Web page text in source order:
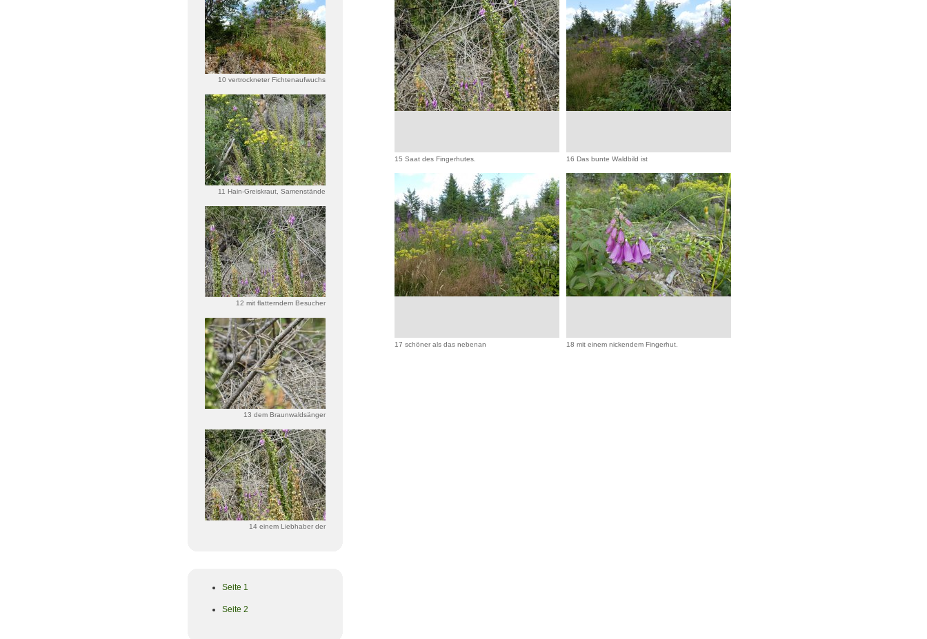
10 vertrockneter Fichtenaufwuchs
11 Hain-Greiskraut, Samenstände
12 mit flatterndem Besucher
13 dem Braunwaldsänger
14 einem Liebhaber der
Seite 1
Seite 2
15 Saat des Fingerhutes. 16 Das bunte Waldbild ist
17 schöner als das nebenan 18 mit einem nickendem Fingerhut.